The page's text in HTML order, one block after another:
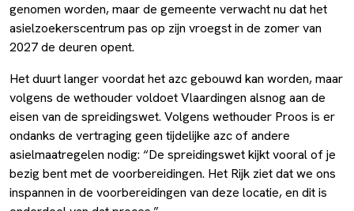
genomen worden, maar de gemeente verwacht nu dat het
asielzoekerscentrum pas op zijn vroegst in de zomer van
2027 de deuren opent.
Het duurt langer voordat het azc gebouwd kan worden, maar
volgens de wethouder voldoet Vlaardingen alsnog aan de
eisen van de spreidingswet. Volgens wethouder Proos is er
ondanks de vertraging geen tijdelijke azc of andere
asielmaatregelen nodig: “De spreidingswet kijkt vooral of je
bezig bent met de voorbereidingen. Het Rijk ziet dat we ons
inspannen in de voorbereidingen van deze locatie, en dit is